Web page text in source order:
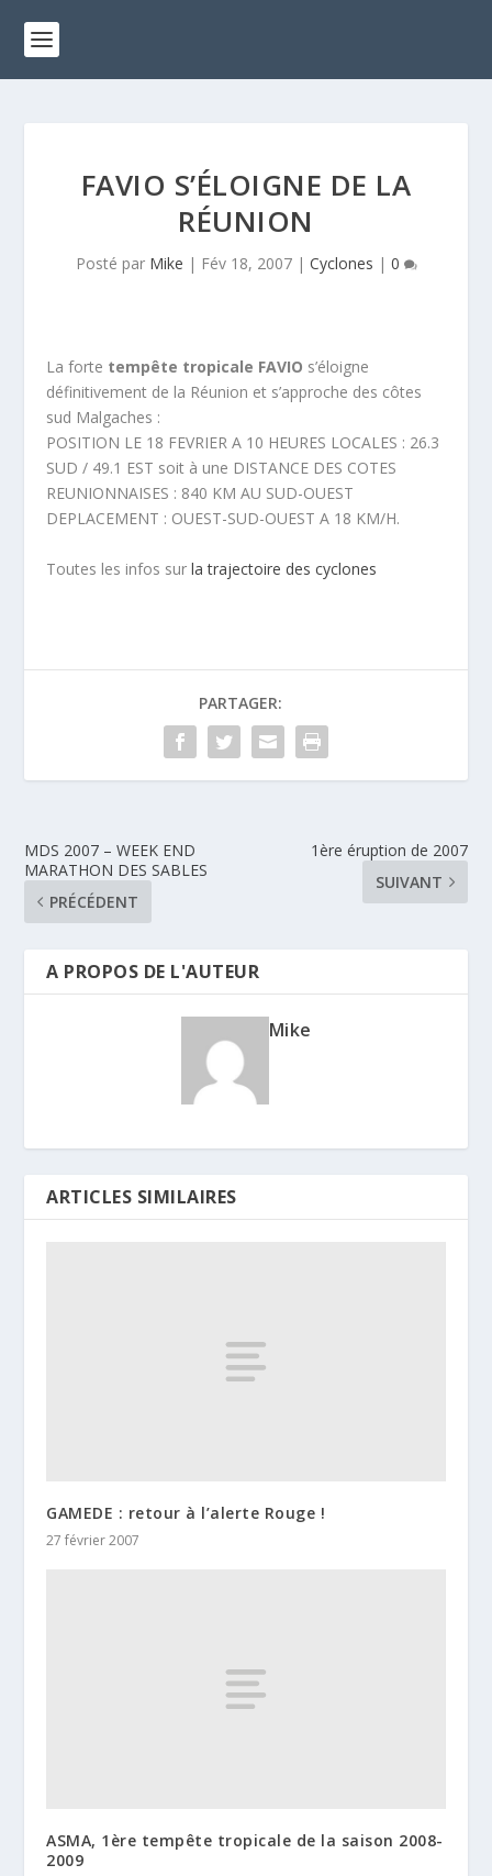
FAVIO S’ÉLOIGNE DE LA
RÉUNION
Posté par Mike | Fév 18, 2007| Cyclones | 0
La forte tempête tropicale FAVIO s’éloigne
définitivement de la Réunion et s’approche des côtes
sud Malgaches :
POSITION LE 18 FEVRIER A 10 HEURES LOCALES : 26.3
SUD / 49.1 EST soit à une DISTANCE DES COTES
REUNIONNAISES : 840 KM AU SUD-OUEST
DEPLACEMENT : OUEST-SUD-OUEST A 18 KM/H.
Toutes les infos surla trajectoire des cyclones
PARTAGER:
MDS 2007 – WEEK END
MARATHON DES SABLES
PRÉCÉDENT
1ère éruption de 2007
SUIVANT
A PROPOS DE L'AUTEUR
Mike
ARTICLES SIMILAIRES
GAMEDE : retour à l’alerte Rouge !
27 février 2007
ASMA, 1ère tempête tropicale de la saison 2008-
2009